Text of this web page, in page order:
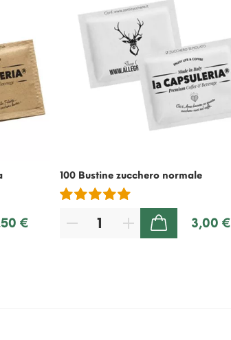
€
100 Bustine zucchero normale
3,00 €